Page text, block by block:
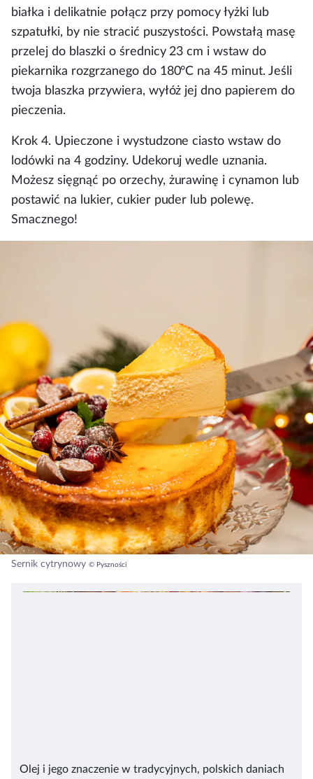
białka i delikatnie połącz przy pomocy łyżki lub
szpatułki, by nie stracić puszystości. Powstałą masę
przelej do blaszki o średnicy 23 cm i wstaw do
piekarnika rozgrzanego do 180°C na 45 minut. Jeśli
twoja blaszka przywiera, wyłóż jej dno papierem do
pieczenia.
Krok 4. Upieczone i wystudzone ciasto wstaw do
lodówki na 4 godziny. Udekoruj wedle uznania.
Możesz sięgnąć po orzechy, żurawinę i cynamon lub
postawić na lukier, cukier puder lub polewę.
Smacznego!
Sernik cytrynowy © Pyszności
Olej i jego znaczenie w tradycyjnych, polskich daniach